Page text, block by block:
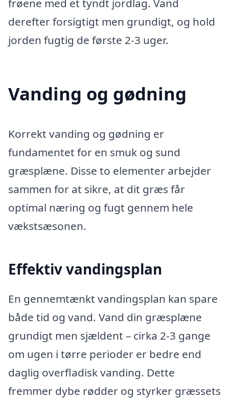
derefter forsigtigt men grundigt, og hold
jorden fugtig de første 2-3 uger.
Vanding og gødning
Korrekt vanding og gødning er
fundamentet for en smuk og sund
græsplæne. Disse to elementer arbejder
sammen for at sikre, at dit græs får
optimal næring og fugt gennem hele
vækstsæsonen.
Effektiv vandingsplan
En gennemtænkt vandingsplan kan spare
både tid og vand. Vand din græsplæne
grundigt men sjældent – cirka 2-3 gange
om ugen i tørre perioder er bedre end
daglig overfladisk vanding. Dette
fremmer dybe rødder og styrker græssets